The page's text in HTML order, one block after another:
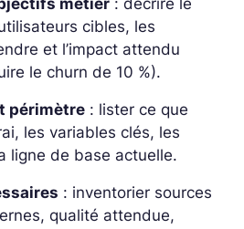
métier : décrire le
cibles, les
et l’impact attendu
le churn de 10 %).
périmètre : lister ce que
les variables clés, les
ligne de base actuelle.
: inventorier sources
qualité attendue,